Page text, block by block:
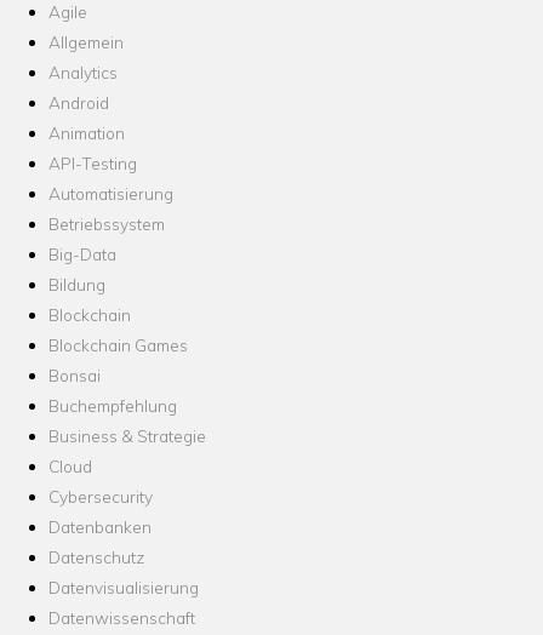
Agile
Allgemein
Analytics
Android
Animation
API-Testing
Automatisierung
Betriebssystem
Big-Data
Bildung
Blockchain
Blockchain Games
Bonsai
Buchempfehlung
Business & Strategie
Cloud
Cybersecurity
Datenbanken
Datenschutz
Datenvisualisierung
Datenwissenschaft